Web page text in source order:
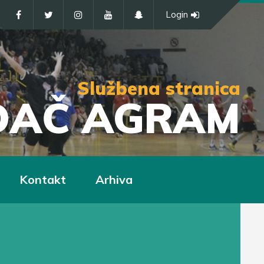
Službena stranica
AGRAM
Login
Kontakt Arhiva